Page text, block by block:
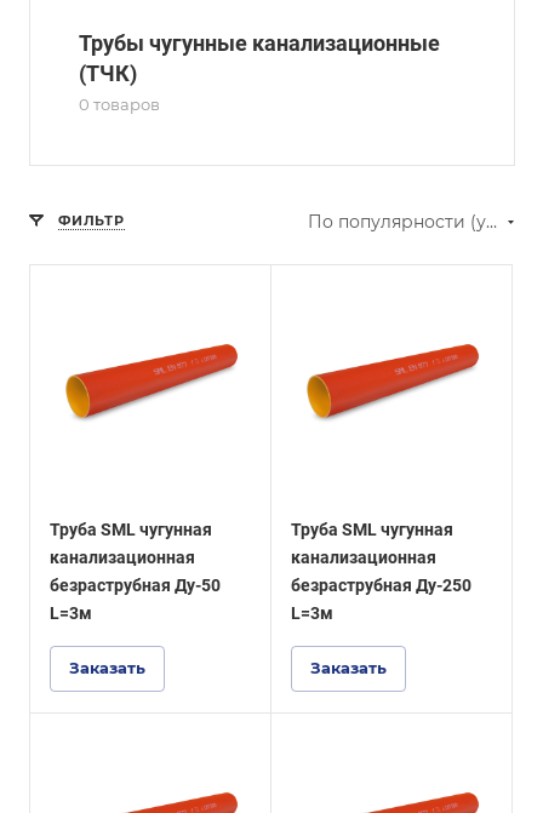
Трубы чугунные канализационные
(ТЧК)
0 товаров
ФИЛЬТР По популярности (убывание)
Труба SML чугунная
канализационная
безраструбная Ду-50
L=3м
Заказать
Труба SML чугунная
канализационная
безраструбная Ду-250
L=3м
Заказать